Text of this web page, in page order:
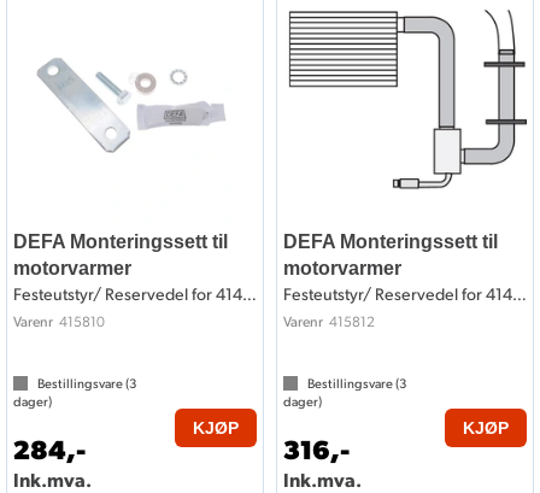
DEFA Monteringssett til
motorvarmer
Festeutstyr/ Reservedel for 414807
Varenr 415810
Bestillingsvare (3
dager)
284,-
Ink.mva.
KJØP
DEFA Monteringssett til
motorvarmer
Festeutstyr/ Reservedel for 414812
Varenr 415812
Bestillingsvare (3
dager)
316,-
Ink.mva.
KJØP